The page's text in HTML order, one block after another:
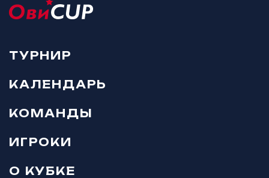
ТУРНИР
КАЛЕНДАРЬ
КОМАНДЫ
ИГРОКИ
О КУБКЕ